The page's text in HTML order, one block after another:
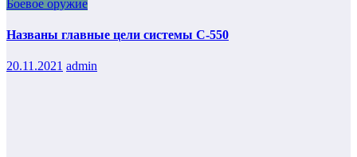
Боевое оружие
Названы главные цели системы С-550
20.11.2021 admin